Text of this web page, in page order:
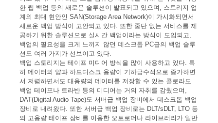
한 웹 백업 등의 새로운 솔루션이 발표되고 있으며, 스토리지 업
계의 최대 현안인 SAN(Storage Area Network)이 가시화되면서
새로운 백업 방식이 고안되고 있다. 또한 중단 없는 서비스를 제
공하기 위한 솔루션으로 실시간 백업이라는 방식이 도입되고,
백업의 필요성을 크게 느끼지 않던 데스크톱 PC급의 백업 솔루
션도 여러 가지가 선보이고 있다.
백업 스토리지는 테이프 미디어 방식을 많이 사용하고 있다. 특
히 데이터의 양과 하드디스크 용량이 기하급수적으로 증가하면
서 저렴하면서도 대용량의 데이터를 저장할 수 있는 콜로라도
백업 테이프나 트라반 등의 미디어는 거의 자취를 감췄으며,
DAT(Digital Audio Tape)도 서버급 백업 장비에서 데스크톱 백업
장비로 내려왔다. 또한 서버급 백업 장비로는 DLT/sDLT, LTO 등
의 고용량 테이프 장비를 이용한 오토로더나 라이브러리가 일반